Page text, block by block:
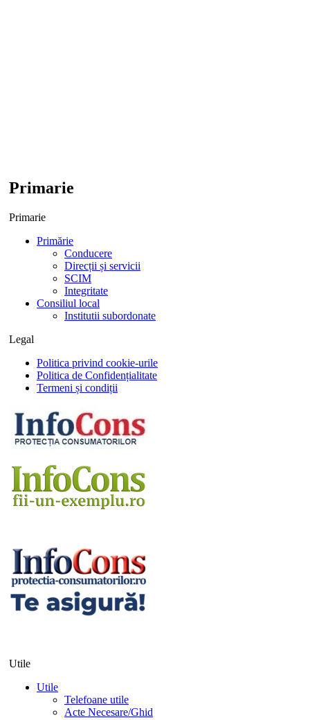
Primarie
Primarie
Primărie
Conducere
Direcții și servicii
SCIM
Integritate
Consiliul local
Institutii subordonate
Legal
Politica privind cookie-urile
Politica de Confidențialitate
Termeni și condiții
Utile
Utile
Telefoane utile
Acte Necesare/Ghid